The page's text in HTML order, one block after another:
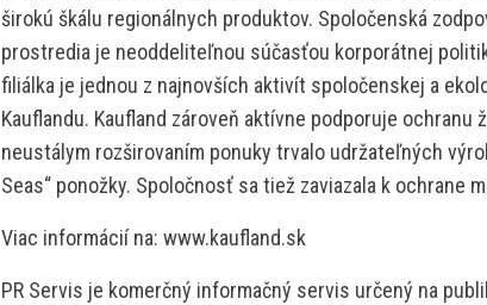
širokú škálu regionálnych produktov. Spoločenská
prostredia je neoddeliteľnou súčasťou korporátnej
filiálka je jednou z najnovších aktivít spoločenskej a
Kauflandu. Kaufland zároveň aktívne podporuje ochranu
neustálym rozširovaním ponuky trvalo udržateľných
Seas“ ponožky. Spoločnosť sa tiež zaviazala k ochrane
Viac informácií na: www.kaufland.sk
PR Servis je komerčný informačný servis určený na